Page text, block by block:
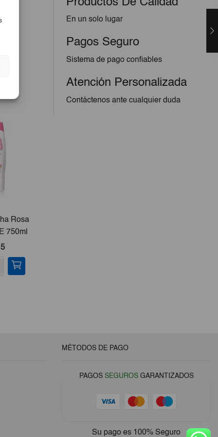
Rosa
750ml
En un solo lugar
Pagos Seguro
Sistema de pago confiables
Atención Personalizada
Contáctenos ante cualquier duda
MÉTODOS DE PAGO
PAGOS SEGUROSGARANTIZADOS
Su pago es 100% Seguro